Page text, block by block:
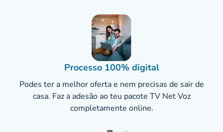
Processo 100% digital
Podes ter a melhor oferta e nem precisas de sair de
casa. Faz a adesão ao teu pacote TV Net Voz
completamente online.